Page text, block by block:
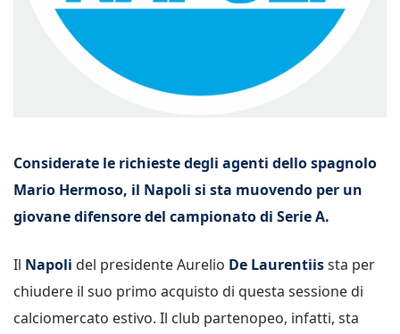
Considerate le richieste degli agenti dello spagnolo
Mario Hermoso, il Napoli si sta muovendo per un
giovane difensore del campionato di Serie A.
Il Napoli del presidente Aurelio De Laurentiissta per
chiudere il suo primo acquisto di questa sessione di
calciomercato estivo. Il club partenopeo, infatti, sta